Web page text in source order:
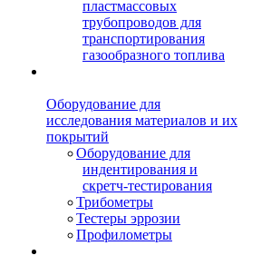
пластмассовых
трубопроводов для
транспортирования
газообразного топлива
Оборудование для
исследования материалов и их
покрытий
Оборудование для
индентирования и
скретч-тестирования
Трибометры
Тестеры эррозии
Профилометры